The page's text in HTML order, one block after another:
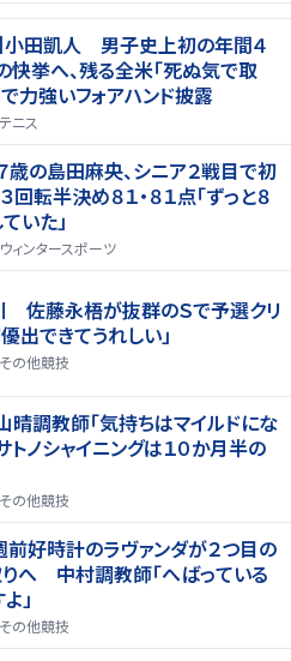
】小田凱人 男子史上初の年間４
挙へ、残る全米「死ぬ気で取
力強いフォアハンド披露
テニス
７歳の島田麻央、シニア２戦目で初
転半決め８１・８１点「ずっと８
いた」
ウィンタースポーツ
佐藤永梧が抜群のＳで予選クリ
出できてうれしい」
その他競技
晴調教師「気持ちはマイルドにな
トノシャイニングは１０か月半の
その他競技
前好時計のラヴァンダが２つ目の
へ 中村調教師「へばっている
」
その他競技